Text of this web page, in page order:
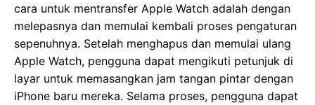
cara untuk mentransfer Apple Watch adalah dengan
melepasnya dan memulai kembali proses pengaturan
sepenuhnya. Setelah menghapus dan memulai ulang
Apple Watch, pengguna dapat mengikuti petunjuk di
layar untuk memasangkan jam tangan pintar dengan
iPhone baru mereka. Selama proses, pengguna dapat